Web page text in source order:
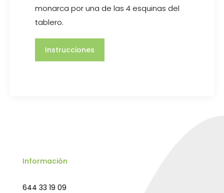
monarca por una de las 4 esquinas del
tablero.
Instrucciones
Información
644 33 19 09